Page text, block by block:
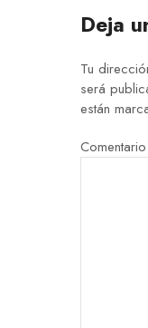
Deja
Tu
será
están
Comentario